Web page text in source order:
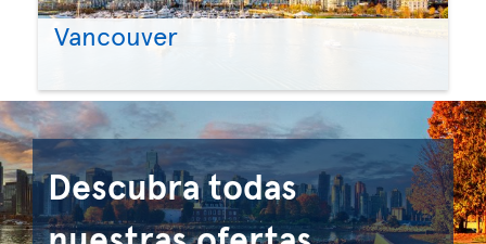
Vancouver
Descubra todas